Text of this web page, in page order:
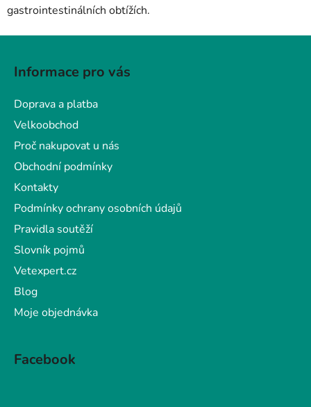
gastrointestinálních obtížích.
Informace pro vás
Doprava a platba
Velkoobchod
Proč nakupovat u nás
Obchodní podmínky
Kontakty
Podmínky ochrany osobních údajů
Pravidla soutěží
Slovník pojmů
Vetexpert.cz
Blog
Moje objednávka
Facebook